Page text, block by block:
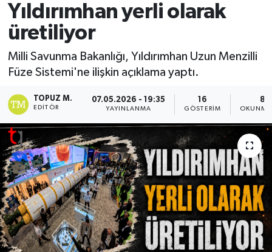
Yıldırımhan yerli olarak
üretiliyor
Milli Savunma Bakanlığı, Yıldırımhan Uzun Menzilli
Füze Sistemi'ne ilişkin açıklama yaptı.
TOPUZ M.
EDITÖR
07.05.2026 - 19:35
YAYINLANMA
16
GÖSTERIM
8
SAĞLIK
SPOR
TÜRKİYE
Tüm Manşetler
Son Dakika Haberleri